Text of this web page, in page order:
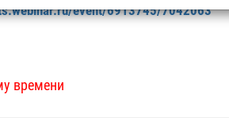
event/6913745/7042063
времени